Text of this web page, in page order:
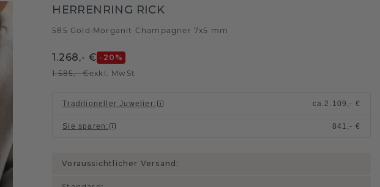
HERRENRING RICK
585 Gold Morganit Champagner 7x5 mm
1.268,- € -20 %
1.585,- €exkl. MwSt
Traditioneller Juwelier: ca.2.109,- €
Sie sparen : 841,- €
Voraussichtlicher Versand: